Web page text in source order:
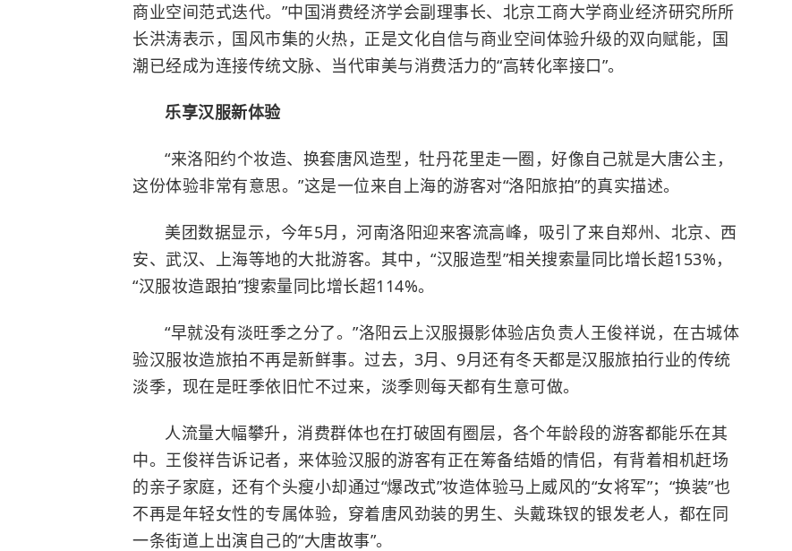
商业空间范式迭代。”中国消费经济学会副理事长、北京工商大学商业经济研究所所
长洪涛表示，国风市集的火热，正是文化自信与商业空间体验升级的双向赋能，国
潮已经成为连接传统文脉、当代审美与消费活力的“高转化率接口”。
乐享汉服新体验
“来洛阳约个妆造、换套唐风造型，牡丹花里走一圈，好像自己就是大唐公主，
这份体验非常有意思。”这是一位来自上海的游客对“洛阳旅拍”的真实描述。
美团数据显示，今年5月，河南洛阳迎来客流高峰，吸引了来自郑州、北京、西
安、武汉、上海等地的大批游客。其中，“汉服造型”相关搜索量同比增长超153%，
“汉服妆造跟拍”搜索量同比增长超114%。
“早就没有淡旺季之分了。”洛阳云上汉服摄影体验店负责人王俊祥说，在古城体
验汉服妆造旅拍不再是新鲜事。过去，3月、9月还有冬天都是汉服旅拍行业的传统
淡季，现在是旺季依旧忙不过来，淡季则每天都有生意可做。
人流量大幅攀升，消费群体也在打破固有圈层，各个年龄段的游客都能乐在其
中。王俊祥告诉记者，来体验汉服的游客有正在筹备结婚的情侣，有背着相机赶场
的亲子家庭，还有个头瘦小却通过“爆改式”妆造体验马上威风的“女将军”；“换装”也
不再是年轻女性的专属体验，穿着唐风劲装的男生、头戴珠钗的银发老人，都在同
一条街道上出演自己的“大唐故事”。